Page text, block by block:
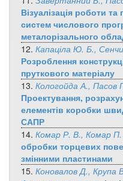
Візуалізація роботи
систем числового
металорізального
12. Капаціла Ю. Б.,
Розроблення
пруткового матеріалу
13. Кологойда А., Пасов
Проектування,
елементів коробки
САПР
14. Комар Р. В., Комар П.
обробки торцевих
змінними пластинами
15. Коновалов Д., Крупа